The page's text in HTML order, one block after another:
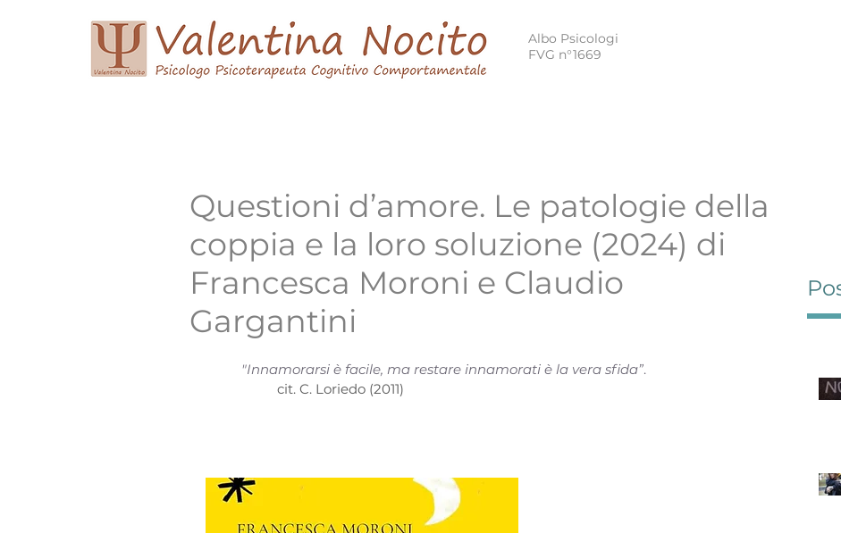
Albo Psicologi
FVG n°1669
Questioni d’amore. Le patologie della
coppia e la loro soluzione (2024) di
Francesca Moroni e Claudio
Gargantini
"Innamorarsi è facile, ma restare innamorati è la vera sfida”.
cit. C. Loriedo (2011)